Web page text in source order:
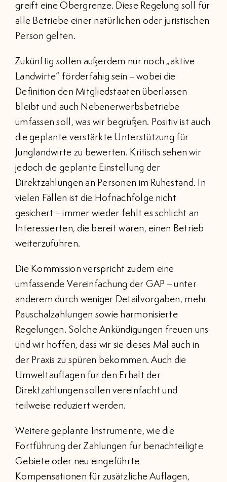
greift eine Obergrenze. Diese Regelung soll für
alle Betriebe einer natürlichen oder juristischen
Person gelten.
Zukünftig sollen außerdem nur noch „aktive
Landwirte“ förderfähig sein – wobei die
Definition den Mitgliedstaaten überlassen
bleibt und auch Nebenerwerbsbetriebe
umfassen soll, was wir begrüßen. Positiv ist auch
die geplante verstärkte Unterstützung für
Junglandwirte zu bewerten. Kritisch sehen wir
jedoch die geplante Einstellung der
Direktzahlungen an Personen im Ruhestand. In
vielen Fällen ist die Hofnachfolge nicht
gesichert – immer wieder fehlt es schlicht an
Interessierten, die bereit wären, einen Betrieb
weiterzuführen.
Die Kommission verspricht zudem eine
umfassende Vereinfachung der GAP – unter
anderem durch weniger Detailvorgaben, mehr
Pauschalzahlungen sowie harmonisierte
Regelungen. Solche Ankündigungen freuen uns
und wir hoffen, dass wir sie dieses Mal auch in
der Praxis zu spüren bekommen. Auch die
Umweltauflagen für den Erhalt der
Direktzahlungen sollen vereinfacht und
teilweise reduziert werden.
Weitere geplante Instrumente, wie die
Fortführung der Zahlungen für benachteiligte
Gebiete oder neu eingeführte
Kompensationen für zusätzliche Auflagen,